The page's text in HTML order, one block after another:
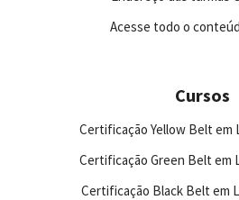
Acesse todo o
Cursos
Certificação Yellow Belt em
Certificação Green Belt em
Certificação Black Belt em